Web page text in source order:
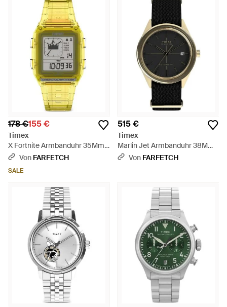
178 €155 €
Timex
X Fortnite Armbanduhr 35Mm -
GelbVon FARFETCH
SALE
515 €
Timex
Marlin Jet Armbanduhr 38Mm -
Schwarz
Von FARFETCH